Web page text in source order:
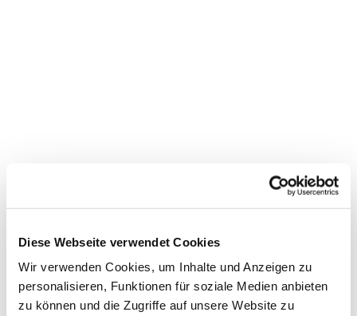
Diese Webseite verwendet Cookies
Wir verwenden Cookies, um Inhalte und Anzeigen zu
personalisieren, Funktionen für soziale Medien anbieten
zu können und die Zugriffe auf unsere Website zu
Dies könnte Sie auch
interessieren